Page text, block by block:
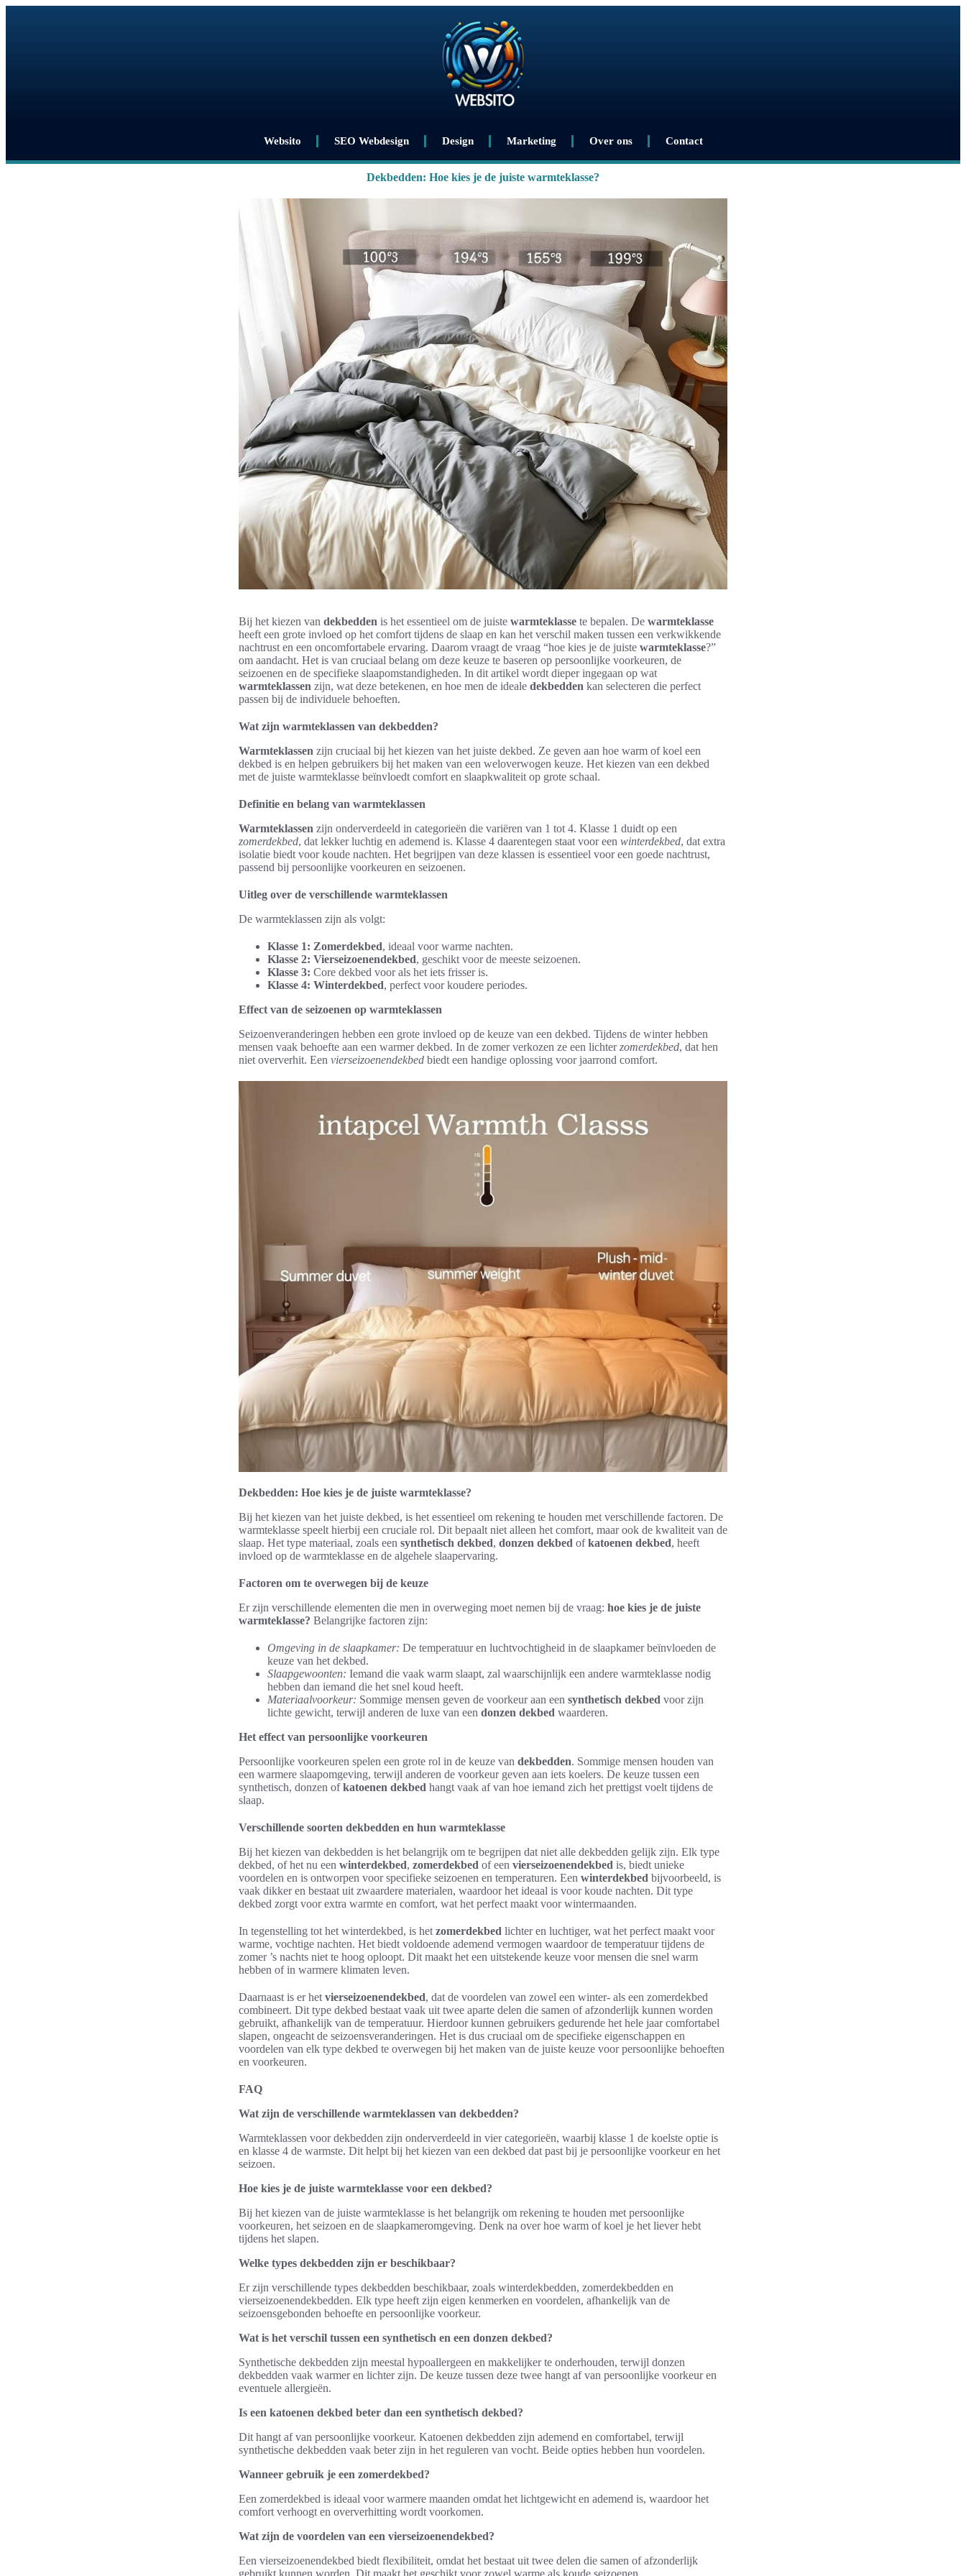
Websito SEO Webdesign Design Marketing Over ons Contact
Dekbedden: Hoe kies je de juiste warmteklasse?
Bij het kiezen van dekbedden is het essentieel om de juiste warmteklasse te bepalen. De warmteklasse
heeft een grote invloed op het comfort tijdens de slaap en kan het verschil maken tussen een verkwikkende
nachtrust en een oncomfortabele ervaring. Daarom vraagt de vraag “hoe kies je de juiste warmteklasse?”
om aandacht. Het is van cruciaal belang om deze keuze te baseren op persoonlijke voorkeuren, de
seizoenen en de specifieke slaapomstandigheden. In dit artikel wordt dieper ingegaan op wat
warmteklassen zijn, wat deze betekenen, en hoe men de ideale dekbedden kan selecteren die perfect
passen bij de individuele behoeften.
Wat zijn warmteklassen van dekbedden?
Warmteklassen zijn cruciaal bij het kiezen van het juiste dekbed. Ze geven aan hoe warm of koel een
dekbed is en helpen gebruikers bij het maken van een weloverwogen keuze. Het kiezen van een dekbed
met de juiste warmteklasse beïnvloedt comfort en slaapkwaliteit op grote schaal.
Definitie en belang van warmteklassen
Warmteklassen zijn onderverdeeld in categorieën die variëren van 1 tot 4. Klasse 1 duidt op een
zomerdekbed, dat lekker luchtig en ademend is. Klasse 4 daarentegen staat voor een winterdekbed, dat extra
isolatie biedt voor koude nachten. Het begrijpen van deze klassen is essentieel voor een goede nachtrust,
passend bij persoonlijke voorkeuren en seizoenen.
Uitleg over de verschillende warmteklassen
De warmteklassen zijn als volgt:
Klasse 1: Zomerdekbed, ideaal voor warme nachten.
Klasse 2: Vierseizoenendekbed, geschikt voor de meeste seizoenen.
Klasse 3: Core dekbed voor als het iets frisser is.
Klasse 4: Winterdekbed, perfect voor koudere periodes.
Effect van de seizoenen op warmteklassen
Seizoenveranderingen hebben een grote invloed op de keuze van een dekbed. Tijdens de winter hebben
mensen vaak behoefte aan een warmer dekbed. In de zomer verkozen ze een lichterzomerdekbed, dat hen
niet oververhit. Een vierseizoenendekbed biedt een handige oplossing voor jaarrond comfort.
Dekbedden: Hoe kies je de juiste warmteklasse?
Bij het kiezen van het juiste dekbed, is het essentieel om rekening te houden met verschillende factoren. De
warmteklasse speelt hierbij een cruciale rol. Dit bepaalt niet alleen het comfort, maar ook de kwaliteit van de
slaap. Het type materiaal, zoals een synthetisch dekbed, donzen dekbed ofkatoenen dekbed, heeft
invloed op de warmteklasse en de algehele slaapervaring.
Factoren om te overwegen bij de keuze
Er zijn verschillende elementen die men in overweging moet nemen bij de vraag: hoe kies je de juiste
warmteklasse? Belangrijke factoren zijn:
Omgeving in de slaapkamer: De temperatuur en luchtvochtigheid in de slaapkamer beïnvloeden de
keuze van het dekbed.
Slaapgewoonten: Iemand die vaak warm slaapt, zal waarschijnlijk een andere warmteklasse nodig
hebben dan iemand die het snel koud heeft.
Materiaalvoorkeur: Sommige mensen geven de voorkeur aan een synthetisch dekbed voor zijn
lichte gewicht, terwijl anderen de luxe van een donzen dekbed waarderen.
Het effect van persoonlijke voorkeuren
Persoonlijke voorkeuren spelen een grote rol in de keuze van dekbedden. Sommige mensen houden van
een warmere slaapomgeving, terwijl anderen de voorkeur geven aan iets koelers. De keuze tussen een
synthetisch, donzen ofkatoenen dekbed hangt vaak af van hoe iemand zich het prettigst voelt tijdens de
slaap.
Verschillende soorten dekbedden en hun warmteklasse
Bij het kiezen van dekbedden is het belangrijk om te begrijpen dat niet alle dekbedden gelijk zijn. Elk type
dekbed, of het nu een winterdekbed, zomerdekbed of een vierseizoenendekbed is, biedt unieke
voordelen en is ontworpen voor specifieke seizoenen en temperaturen. Een winterdekbed bijvoorbeeld, is
vaak dikker en bestaat uit zwaardere materialen, waardoor het ideaal is voor koude nachten. Dit type
dekbed zorgt voor extra warmte en comfort, wat het perfect maakt voor wintermaanden.
In tegenstelling tot het winterdekbed, is het zomerdekbed lichter en luchtiger, wat het perfect maakt voor
warme, vochtige nachten. Het biedt voldoende ademend vermogen waardoor de temperatuur tijdens de
zomer ’s nachts niet te hoog oploopt. Dit maakt het een uitstekende keuze voor mensen die snel warm
hebben of in warmere klimaten leven.
Daarnaast is er het vierseizoenendekbed, dat de voordelen van zowel een winter- als een zomerdekbed
combineert. Dit type dekbed bestaat vaak uit twee aparte delen die samen of afzonderlijk kunnen worden
gebruikt, afhankelijk van de temperatuur. Hierdoor kunnen gebruikers gedurende het hele jaar comfortabel
slapen, ongeacht de seizoensveranderingen. Het is dus cruciaal om de specifieke eigenschappen en
voordelen van elk type dekbed te overwegen bij het maken van de juiste keuze voor persoonlijke behoeften
en voorkeuren.
FAQ
Wat zijn de verschillende warmteklassen van dekbedden?
Warmteklassen voor dekbedden zijn onderverdeeld in vier categorieën, waarbij klasse 1 de koelste optie is
en klasse 4 de warmste. Dit helpt bij het kiezen van een dekbed dat past bij je persoonlijke voorkeur en het
seizoen.
Hoe kies je de juiste warmteklasse voor een dekbed?
Bij het kiezen van de juiste warmteklasse is het belangrijk om rekening te houden met persoonlijke
voorkeuren, het seizoen en de slaapkameromgeving. Denk na over hoe warm of koel je het liever hebt
tijdens het slapen.
Welke types dekbedden zijn er beschikbaar?
Er zijn verschillende types dekbedden beschikbaar, zoals winterdekbedden, zomerdekbedden en
vierseizoenendekbedden. Elk type heeft zijn eigen kenmerken en voordelen, afhankelijk van de
seizoensgebonden behoefte en persoonlijke voorkeur.
Wat is het verschil tussen een synthetisch en een donzen dekbed?
Synthetische dekbedden zijn meestal hypoallergeen en makkelijker te onderhouden, terwijl donzen
dekbedden vaak warmer en lichter zijn. De keuze tussen deze twee hangt af van persoonlijke voorkeur en
eventuele allergieën.
Is een katoenen dekbed beter dan een synthetisch dekbed?
Dit hangt af van persoonlijke voorkeur. Katoenen dekbedden zijn ademend en comfortabel, terwijl
synthetische dekbedden vaak beter zijn in het reguleren van vocht. Beide opties hebben hun voordelen.
Wanneer gebruik je een zomerdekbed?
Een zomerdekbed is ideaal voor warmere maanden omdat het lichtgewicht en ademend is, waardoor het
comfort verhoogt en oververhitting wordt voorkomen.
Wat zijn de voordelen van een vierseizoenendekbed?
Een vierseizoenendekbed biedt flexibiliteit, omdat het bestaat uit twee delen die samen of afzonderlijk
gebruikt kunnen worden. Dit maakt het geschikt voor zowel warme als koude seizoenen.